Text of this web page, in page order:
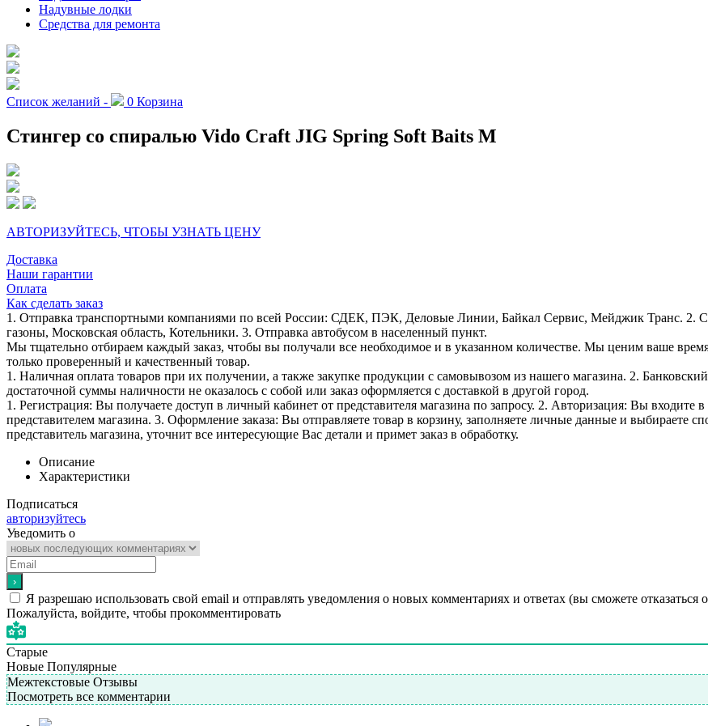
Надувные лодки
Средства для ремонта
Список желаний - 0 Корзина
Cтингер со спиралью Vido Craft JIG Spring Soft Baits M
АВТОРИЗУЙТЕСЬ, ЧТОБЫ УЗНАТЬ ЦЕНУ
Доставка
Наши гарантии
Оплата
Как сделать заказ
1. Отправка транспортными компаниями по всей России: СДЕК, ПЭК, Деловые Линии, Байкал Сервис, Мейджик Транс. 2.
газоны, Московская область, Котельники. 3. Отправка автобусом в населенный пункт.
Мы тщательно отбираем каждый заказ, чтобы вы получали все необходимое и в указанном количестве. Мы ценим ваше
только проверенный и качественный товар.
1. Наличная оплата товаров при их получении, а также закупке продукции с самовывозом из нашего магазина. 2.
достаточной суммы наличности не оказалось с собой или заказ оформляется с доставкой в другой город.
1. Регистрация: Вы получаете доступ в личный кабинет от представителя магазина по запросу. 2. Авторизация: Вы
представителем магазина. 3. Оформление заказа: Вы отправляете товар в корзину, заполняете личные данные и выбираете
представитель магазина, уточнит все интересующие Вас детали и примет заказ в обработку.
Описание
Характеристики
Подписаться
авторизуйтесь
Уведомить о
Я разрешаю использовать свой email и отправлять уведомления о новых комментариях и ответах (вы cможете отказаться
Пожалуйста, войдите, чтобы прокомментировать
Старые
Новые Популярные
Межтекстовые Отзывы
Посмотреть все комментарии